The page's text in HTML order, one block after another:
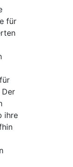
für
ihre